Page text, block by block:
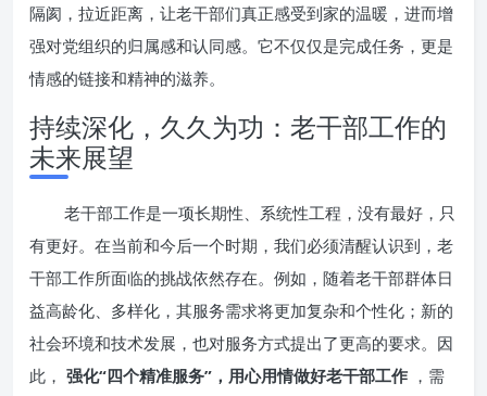
隔阂，拉近距离，让老干部们真正感受到家的温暖，进而增
强对党组织的归属感和认同感。它不仅仅是完成任务，更是
情感的链接和精神的滋养。
持续深化，久久为功：老干部工作的
未来展望
老干部工作是一项长期性、系统性工程，没有最好，只
有更好。在当前和今后一个时期，我们必须清醒认识到，老
干部工作所面临的挑战依然存在。例如，随着老干部群体日
益高龄化、多样化，其服务需求将更加复杂和个性化；新的
社会环境和技术发展，也对服务方式提出了更高的要求。因
此， 强化“四个精准服务”，用心用情做好老干部工作 ，需